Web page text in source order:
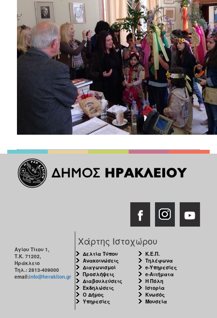
Αγίου Τίτου 1,
Τ.Κ. 71202,
Ηράκλειο
Τηλ.: 2813-409000
email:info@heraklion.gr
Χάρτης Ιστοχώρου
Δελτία Τύπου
Ανακοινώσεις
Διαγωνισμοί
Προσλήψεις
Διαβουλεύσεις
Εκδηλώσεις
Ο Δήμος
Υπηρεσίες
Κ.Ε.Π.
Τηλέφωνα
e-Υπηρεσίες
e-Αιτήματα
Η Πόλη
Ιστορία
Κνωσός
Μουσεία